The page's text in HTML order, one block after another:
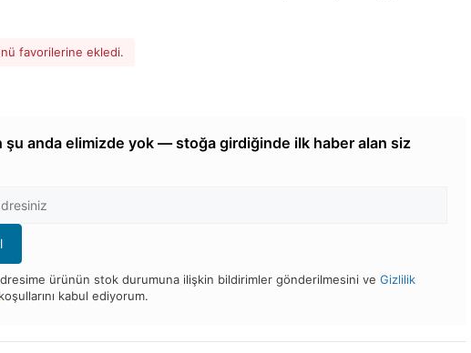
favorilerine ekledi.
şu anda elimizde yok — stoğa girdiğinde ilk haber alan siz
ürünün stok durumuna ilişkin bildirimler gönderilmesini veGizlilik
koşullarını kabul ediyorum.